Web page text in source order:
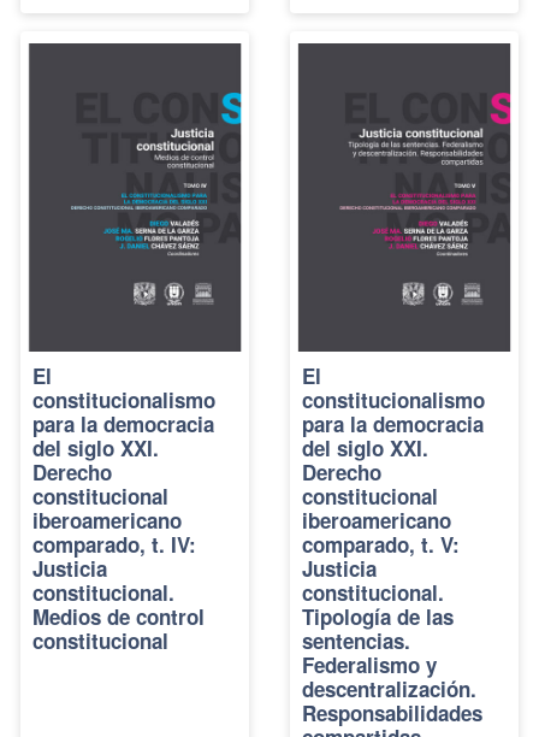
El
constitucionalismo
para la democracia
del siglo XXI.
Derecho
constitucional
iberoamericano
comparado, t. IV:
Justicia
constitucional.
Medios de control
constitucional
El
constitucionalismo
para la democracia
del siglo XXI.
Derecho
constitucional
iberoamericano
comparado, t. V:
Justicia
constitucional.
Tipología de las
sentencias.
Federalismo y
descentralización.
Responsabilidades